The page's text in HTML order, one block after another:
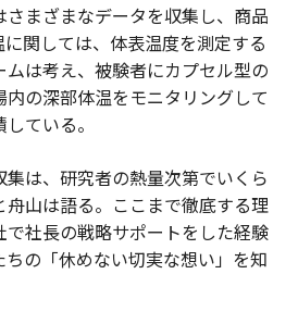
さまざまなデータを収集し、商品
関しては、体表温度を測定する
は考え、被験者にカプセル型の
の深部体温をモニタリングして
ている。
集は、研究者の熱量次第でいくら
山は語る。ここまで徹底する理
社長の戦略サポートをした経験
ちの「休めない切実な想い」を知